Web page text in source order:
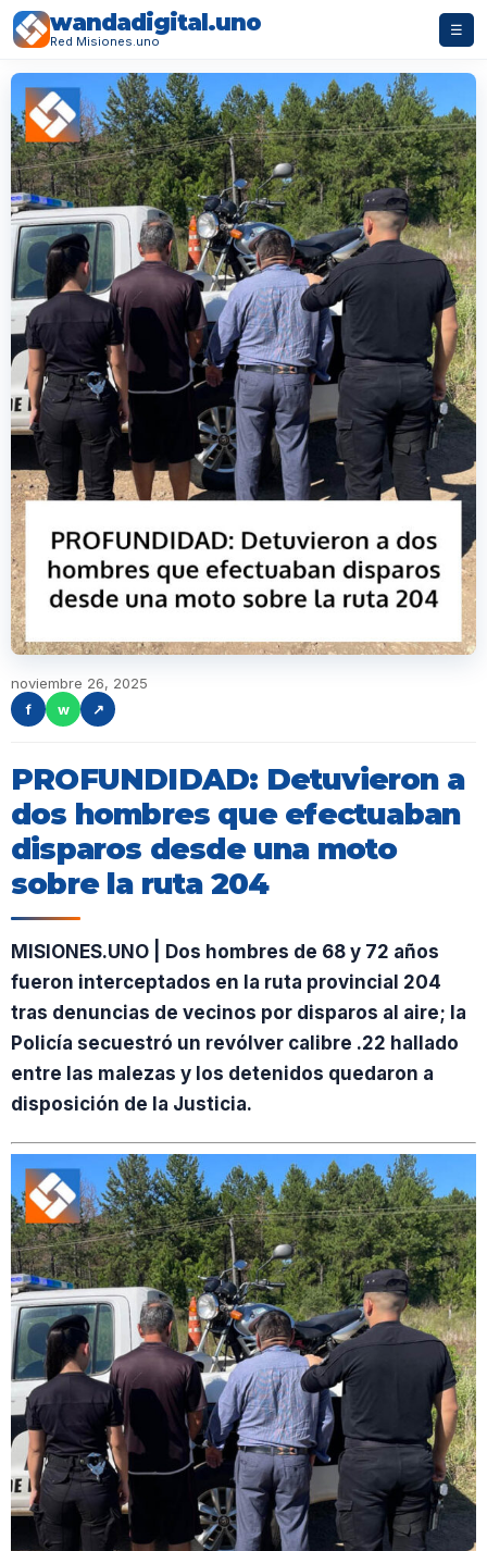
wandadigital.uno
Red Misiones.uno
☰
noviembre 26, 2025
f
w ↗
PROFUNDIDAD: Detuvieron a
dos hombres que efectuaban
disparos desde una moto
sobre la ruta 204
MISIONES.UNO | Dos hombres de 68 y 72 años
fueron interceptados en la ruta provincial 204
tras denuncias de vecinos por disparos al aire; la
Policía secuestró un revólver calibre .22 hallado
entre las malezas y los detenidos quedaron a
disposición de la Justicia.